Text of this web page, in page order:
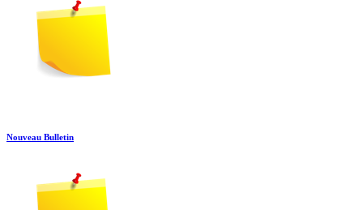
Nouveau Bulletin